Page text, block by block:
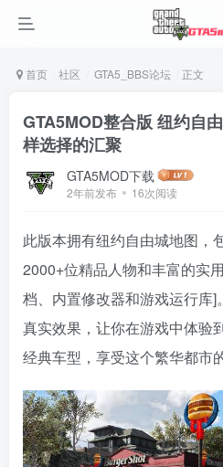
首页 社区 GTA5_BBS论坛 正文
GTA5MOD整合版 纽约自
样选择的汇聚
GTA5MOD下载
2年前发布 16次阅读
此版本拥有纽约自由城地图，
2000+位精品人物和丰富的实
档、内置修改器和游戏运行库
真实效果，让你在游戏中体验
经典车型，享受这个繁华都市